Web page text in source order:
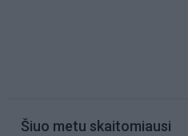
Šiuo metu skaitomiausi